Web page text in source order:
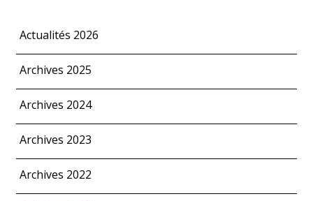
Actualités 2026
Archives 2025
Archives 2024
Archives 2023
Archives 2022